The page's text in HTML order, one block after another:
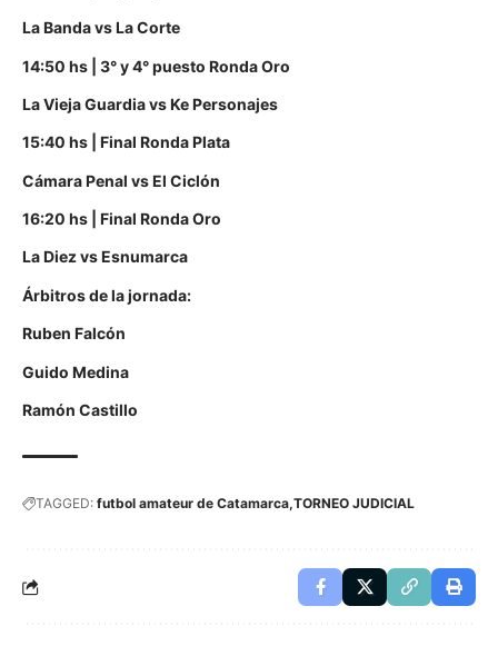
La Banda vs La Corte
14:50 hs | 3° y 4° puesto Ronda Oro
La Vieja Guardia vs Ke Personajes
15:40 hs | Final Ronda Plata
Cámara Penal vs El Ciclón
16:20 hs | Final Ronda Oro
La Diez vs Esnumarca
Árbitros de la jornada:
Ruben Falcón
Guido Medina
Ramón Castillo
TAGGED: futbol amateur de Catamarca TORNEO JUDICIAL